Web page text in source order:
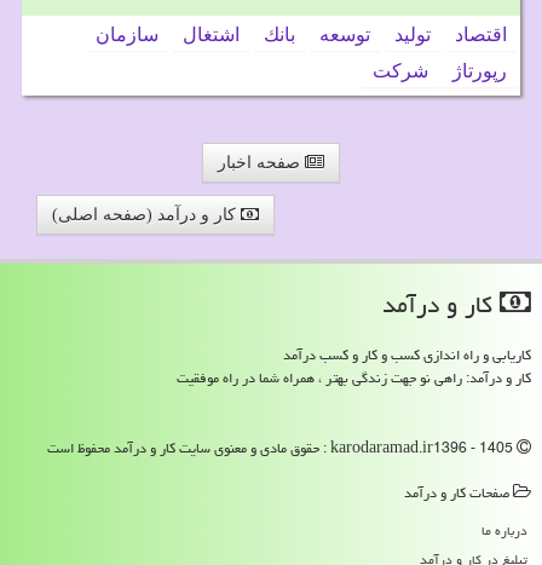
اقتصاد تولید توسعه بانك اشتغال
سازمان
رپورتاژ
شركت
صفحه اخبار
کار و درآمد (صفحه اصلی)
كار و درآمد
کاریابی و راه اندازی کسب و کار و کسب درآمد
کار و درآمد: راهی نو جهت زندگی بهتر ، همراه شما در راه موفقیت
صفحات كار و درآمد
درباره ما
تبلیغ در كار و درآمد